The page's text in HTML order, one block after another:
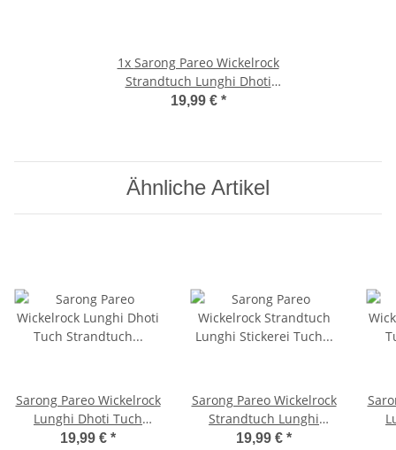
1x Sarong Pareo Wickelrock
Strandtuch Lunghi Dhoti
Tuch Schlicht Uni Hell Grün
19,99 € *
Ähnliche Artikel
Sarong Pareo Wickelrock
Lunghi Dhoti Tuch
Strandtuch Tribal Gecko
19,99 € *
Sarong Pareo Wickelrock
Strandtuch Lunghi
Stickerei Tuch Schlicht
19,99 € *